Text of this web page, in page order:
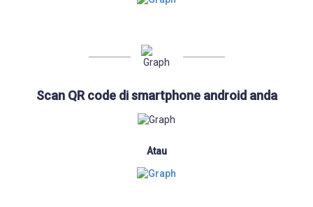
Scan QR code di smartphone android anda
Atau